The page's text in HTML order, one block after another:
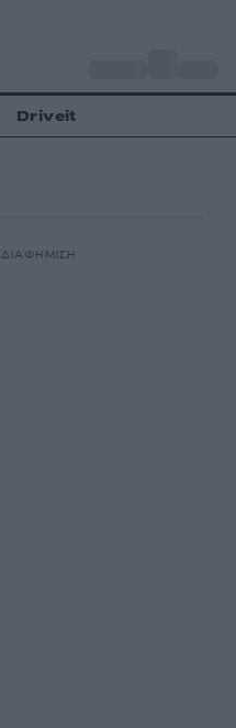
Driveit
ΔΙΑΦΗΜΙΣΗ